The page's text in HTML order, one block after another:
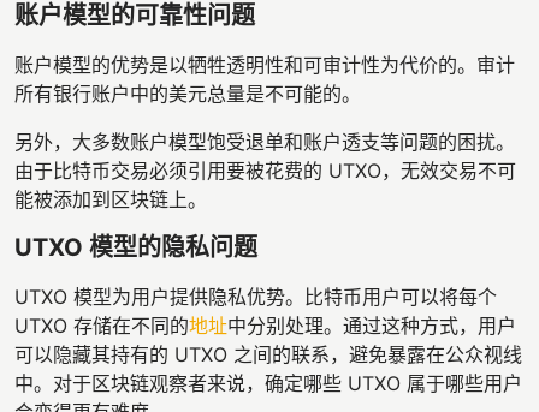
账户模型的可靠性问题
账户模型的优势是以牺牲透明性和可审计性为代价的。审计
所有银行账户中的美元总量是不可能的。
另外，大多数账户模型饱受退单和账户透支等问题的困扰。
由于比特币交易必须引用要被花费的 UTXO，无效交易不可
能被添加到区块链上。
UTXO 模型的隐私问题
UTXO 模型为用户提供隐私优势。比特币用户可以将每个
UTXO 存储在不同的地址中分别处理。通过这种方式，用户
可以隐藏其持有的 UTXO 之间的联系，避免暴露在公众视线
中。对于区块链观察者来说，确定哪些 UTXO 属于哪些用户